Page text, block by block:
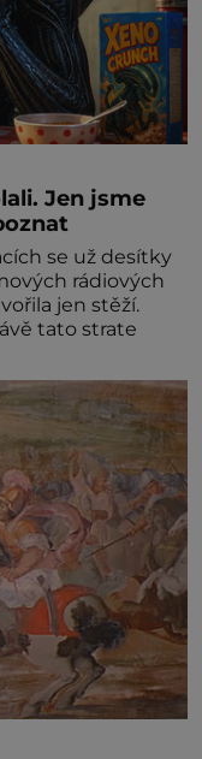
Jen jsme
se už desítky
rádiových
jen stěží.
tato strate